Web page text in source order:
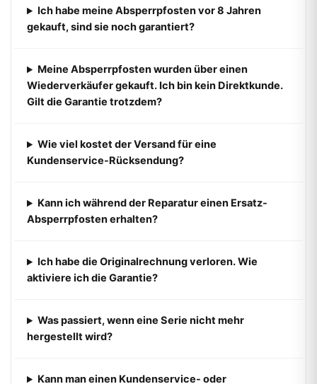
Ich habe meine Absperrpfosten vor 8 Jahren
gekauft, sind sie noch garantiert?
Meine Absperrpfosten wurden über einen
Wiederverkäufer gekauft. Ich bin kein Direktkunde.
Gilt die Garantie trotzdem?
Wie viel kostet der Versand für eine
Kundenservice-Rücksendung?
Kann ich während der Reparatur einen Ersatz-
Absperrpfosten erhalten?
Ich habe die Originalrechnung verloren. Wie
aktiviere ich die Garantie?
Was passiert, wenn eine Serie nicht mehr
hergestellt wird?
Kann man einen Kundenservice- oder